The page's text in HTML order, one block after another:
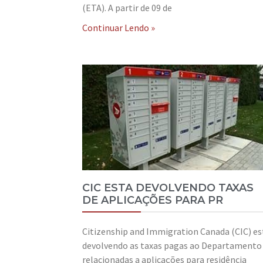
(ETA). A partir de 09 de
Continuar Lendo »
CIC ESTA DEVOLVENDO TAXAS
DE APLICAÇÕES PARA PR
Citizenship and Immigration Canada (CIC)
devolvendo as taxas pagas ao Departamento
relacionadas a aplicações para residência